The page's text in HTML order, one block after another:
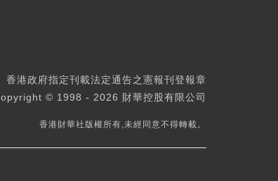
香港政府指定刊載法定通告之憲報刊登報章
© 1998 - 2026 財華控股有限公司
香港財華社版權所有,未經同意不得轉載。